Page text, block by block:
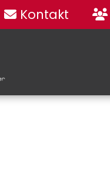
Kontakt